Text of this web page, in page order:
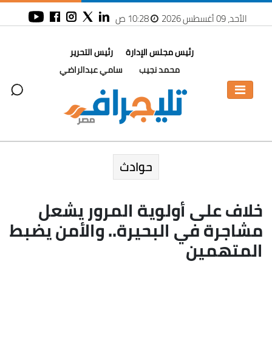
الأحد، 09 أغسطس 2026 10:28 ص
رئيس مجلس الإدارة
محمد نجيب
رئيس التحرير
سامي عبدالراضي
حوادث
خلاف على أولوية المرور يشعل
مشاجرة في البحيرة.. والأمن يضبط
المتهمين